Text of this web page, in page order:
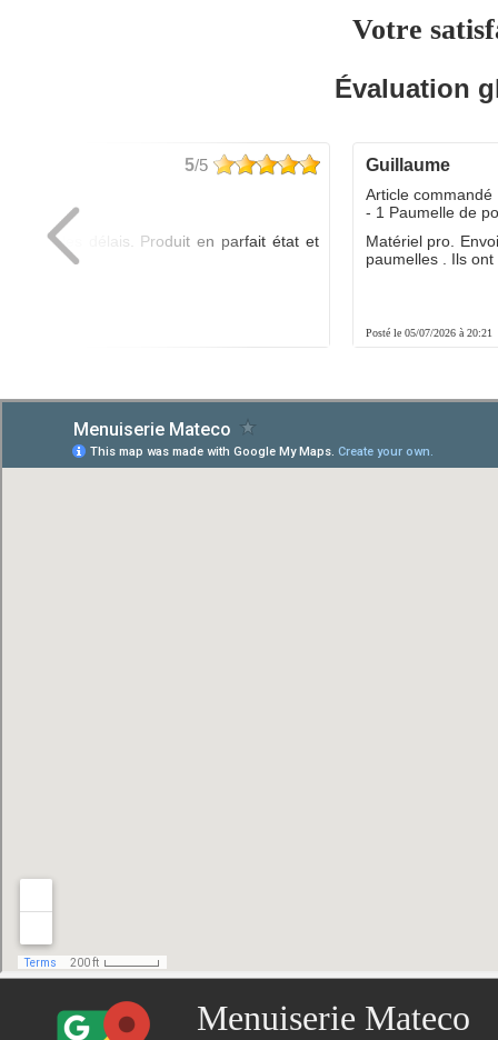
Votre
Évaluation
5/5
dans les délais. Produit en parfait état et
guillaume
Posté le 05/07/2026 à 20:21
Article commandé
- 1 Paumelle de
Matériel pro.
paumelles . Ils ont
Menuiserie Mateco